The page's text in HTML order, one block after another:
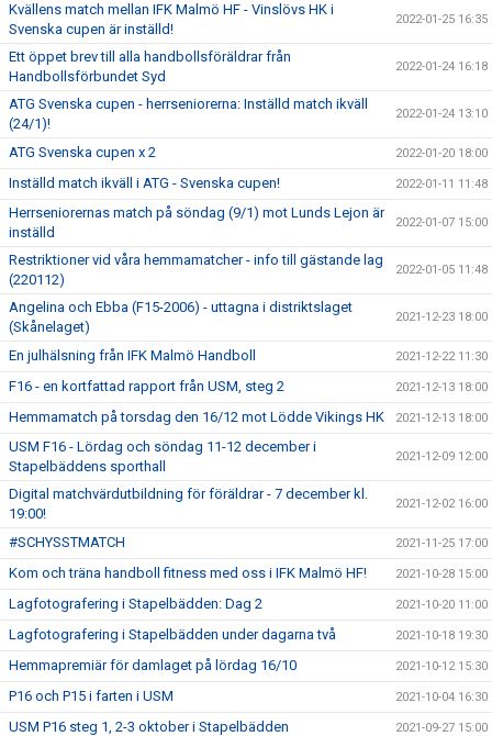
Kvällens match mellan IFK Malmö HF - Vinslövs HK i
Svenska cupen är inställd!
2022-01-25 16:35
Ett öppet brev till alla handbollsföräldrar från
Handbollsförbundet Syd
2022-01-24 16:18
ATG Svenska cupen - herrseniorerna: Inställd match ikväll
(24/1)!
2022-01-24 13:10
ATG Svenska cupen x 2 2022-01-20 18:00
Inställd match ikväll i ATG - Svenska cupen! 2022-01-11 11:48
Herrseniorernas match på söndag (9/1) mot Lunds Lejon är
inställd
2022-01-07 15:00
Restriktioner vid våra hemmamatcher - info till gästande lag
(220112)
2022-01-05 11:48
Angelina och Ebba (F15-2006) - uttagna i distriktslaget
(Skånelaget)
2021-12-23 18:00
En julhälsning från IFK Malmö Handboll 2021-12-22 11:30
F16 - en kortfattad rapport från USM, steg 2 2021-12-13 18:00
Hemmamatch på torsdag den 16/12 mot Lödde Vikings HK 2021-12-13 18:00
USM F16 - Lördag och söndag 11-12 december i
Stapelbäddens sporthall
2021-12-09 12:00
Digital matchvärdutbildning för föräldrar - 7 december kl.
19:00!
2021-12-02 16:00
#SCHYSSTMATCH 2021-11-25 17:00
Kom och träna handboll fitness med oss i IFK Malmö HF! 2021-10-28 15:00
Lagfotografering i Stapelbädden: Dag 2 2021-10-20 11:00
Lagfotografering i Stapelbädden under dagarna två 2021-10-18 19:30
Hemmapremiär för damlaget på lördag 16/10 2021-10-12 15:30
P16 och P15 i farten i USM 2021-10-04 16:30
USM P16 steg 1, 2-3 oktober i Stapelbädden 2021-09-27 15:00